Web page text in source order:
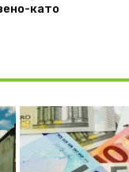
като